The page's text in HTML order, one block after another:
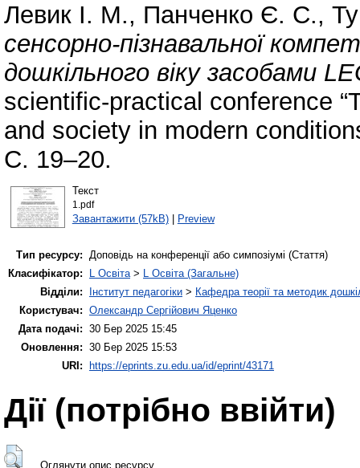
Левик І. М., Панченко Є. С.,
сенсорно-пізнавальної
дошкільного віку засобами
scientific-practical conference
and society in modern
С. 19–20.
Текст
1.pdf
Завантажити (57kB)| Preview
Тип ресурсу: Доповідь на конференції або симпозіумі (Стаття)
Класифікатор:
L Освіта> L Освіта (Загальне)
Відділи:
Інститут педагогіки > Кафедра теорії та методик
Користувач: Олександр Сергійович Яценко
Дата подачі: 30 Бер 2025 15:45
Оновлення: 30 Бер 2025 15:53
URI:
https://eprints.zu.edu.ua/id/eprint/43171
Дії ​​(потрібно ввійти)
Оглянути опис ресурсу